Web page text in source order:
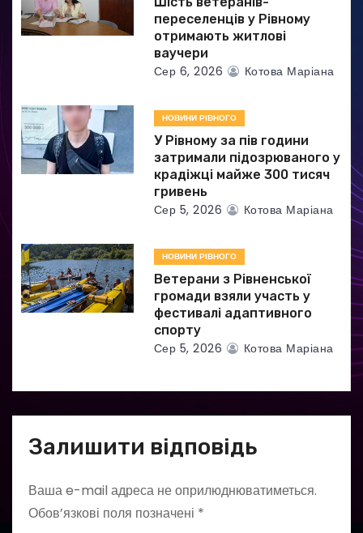
п
и
і
в
переселенців у Рівному
отримають житлові
ваучери
Сер 6, 2026 Котова Маріана
НОВИНИ РІВНОГО
У Рівному за пів години
затримали підозрюваного у
крадіжці майже 300 тисяч
гривень
Сер 5, 2026 Котова Маріана
НОВИНИ РІВНОГО
Ветерани з Рівненської
громади взяли участь у
фестивалі адаптивного
спорту
Сер 5, 2026 Котова Маріана
Залишити відповідь
Ваша e-mail адреса не оприлюднюватиметься.
Обов’язкові поля позначені *